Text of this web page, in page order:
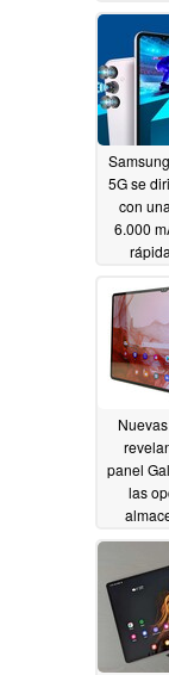
5G se
con
6.000
rápida
panel
las
Galaxy